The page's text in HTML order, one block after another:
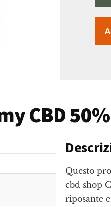
CBD
Questo
cbd shop
riposante